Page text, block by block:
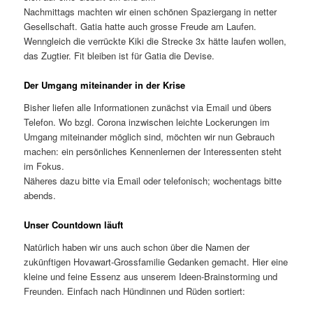
Nachmittags machten wir einen schönen Spaziergang in netter
Gesellschaft. Gatia hatte auch grosse Freude am Laufen.
Wenngleich die verrückte Kiki die Strecke 3x hätte laufen wollen,
das Zugtier. Fit bleiben ist für Gatia die Devise.
Der Umgang miteinander in der Krise
Bisher liefen alle Informationen zunächst via Email und übers
Telefon. Wo bzgl. Corona inzwischen leichte Lockerungen im
Umgang miteinander möglich sind, möchten wir nun Gebrauch
machen: ein persönliches Kennenlernen der Interessenten steht
im Fokus.
Näheres dazu bitte via Email oder telefonisch; wochentags bitte
abends.
Unser Countdown läuft
Natürlich haben wir uns auch schon über die Namen der
zukünftigen Hovawart-Grossfamilie Gedanken gemacht. Hier eine
kleine und feine Essenz aus unserem Ideen-Brainstorming und
Freunden. Einfach nach Hündinnen und Rüden sortiert: